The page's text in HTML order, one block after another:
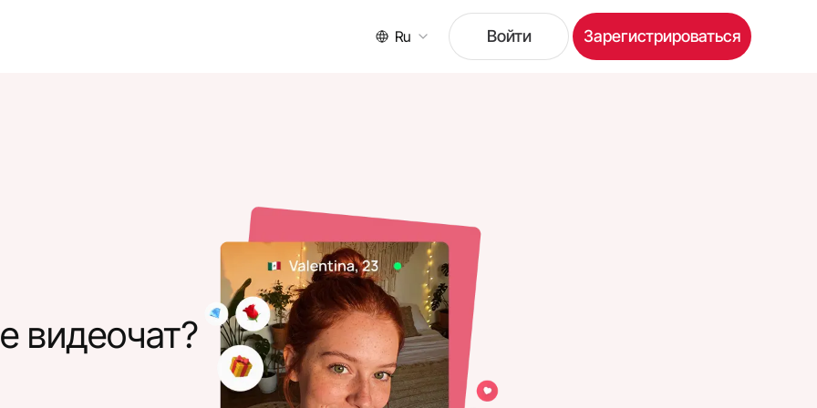
Ru Войти Зарегистрироваться
видеочат?